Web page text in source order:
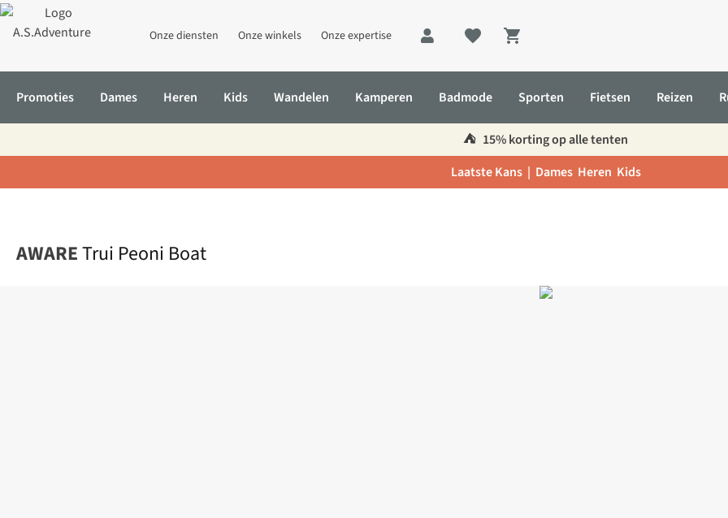
Onze diensten Onze winkels Onze expertise
Shopping cart
Promoties Dames Heren Kids Wandelen Kamperen Badmode Sporten Fietsen Reizen
⛺️ 15% korting op alle tenten
Laatste Kans | Dames Heren Kids
AWARETrui Peoni Boat